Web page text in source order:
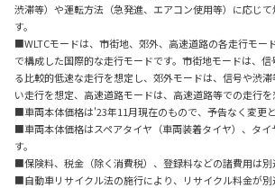
渋滞等）や運転方法（急発進、エアコン使用等）に応じ
す。
■WLTCモードは、市街地、郊外、高速道路の各走行モー
で構成した国際的な走行モードです。市街地モードは、
る比較的低速な走行を想定し、郊外モードは、信号や渋
い走行を想定、高速道路モードは、高速道路等での走行を
■車両本体価格は'23年11月現在のもので、予告なく変更と
■車両本体価格はスペアタイヤ（車両装着タイヤ）、タイ
す。
■保険料、税金（除く消費税）、登録料などの諸費用は別
■自動車リサイクル法の施行により、リサイクル料金が別